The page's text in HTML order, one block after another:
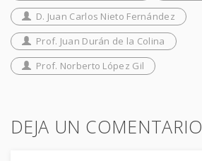
D. Juan Carlos Nieto Fernández
Prof. Juan Durán de la Colina
Prof. Norberto López Gil
DEJA UN COMENTARIO